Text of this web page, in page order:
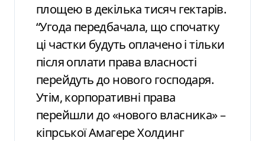
площею в декілька тисяч гектарів.
“Угода передбачала, що спочатку
ці частки будуть оплачено і тільки
після оплати права власності
перейдуть до нового господаря.
Утім, корпоративні права
перейшли до «нового власника» –
кіпрської Амагере Холдинг